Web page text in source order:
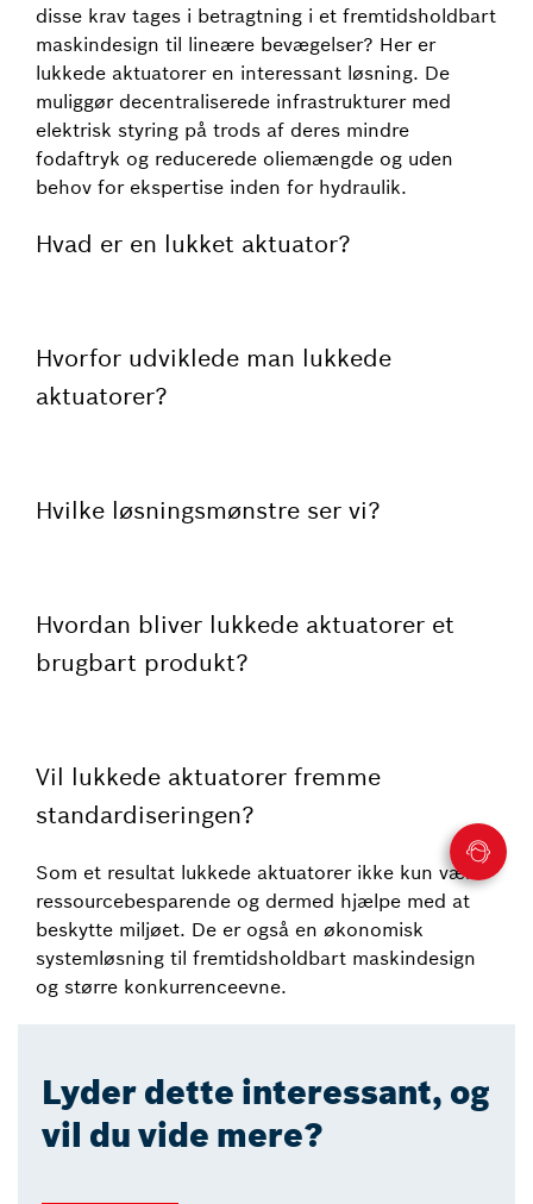
disse krav tages i betragtning i et fremtidsholdbart
maskindesign til lineære bevægelser? Her er
lukkede aktuatorer en interessant løsning. De
muliggør decentraliserede infrastrukturer med
elektrisk styring på trods af deres mindre
fodaftryk og reducerede oliemængde og uden
behov for ekspertise inden for hydraulik.
Hvad er en lukket aktuator?
Hvorfor udviklede man lukkede
aktuatorer?
Hvilke løsningsmønstre ser vi?
Hvordan bliver lukkede aktuatorer et
brugbart produkt?
Vil lukkede aktuatorer fremme
standardiseringen?
Som et resultat lukkede aktuatorer ikke kun være
ressourcebesparende og dermed hjælpe med at
beskytte miljøet. De er også en økonomisk
systemløsning til fremtidsholdbart maskindesign
og større konkurrenceevne.
Lyder dette interessant, og
vil du vide mere?